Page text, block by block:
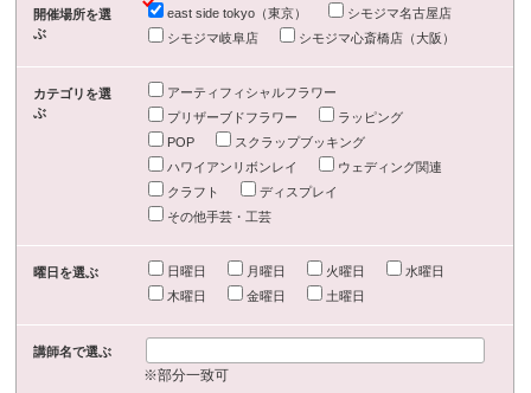
開催場所を選
ぶ
east side tokyo（東京）
シモジマ名古屋店
シモジマ岐阜店
シモジマ心斎橋店（大阪）
カテゴリを選
ぶ
アーティフィシャルフラワー
プリザーブドフラワー
ラッピング
POP
スクラップブッキング
ハワイアンリボンレイ
ウェディング関連
クラフト
ディスプレイ
その他手芸・工芸
曜日を選ぶ 日曜日 月曜日 火曜日
水曜日
木曜日
金曜日 土曜日
講師名で選ぶ
※部分一致可